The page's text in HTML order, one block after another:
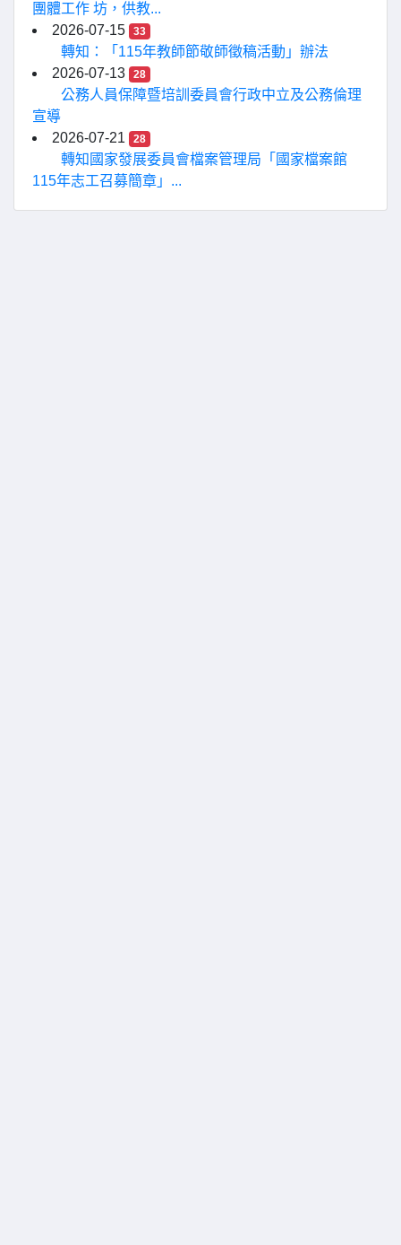
團體工作 坊，供教...
2026-07-15
33
轉知：「115年教師節敬師徵稿活動」辦法
2026-07-13
28
公務人員保障暨培訓委員會行政中立及公務倫理
宣導
2026-07-21
28
轉知國家發展委員會檔案管理局「國家檔案館
115年志工召募簡章」...